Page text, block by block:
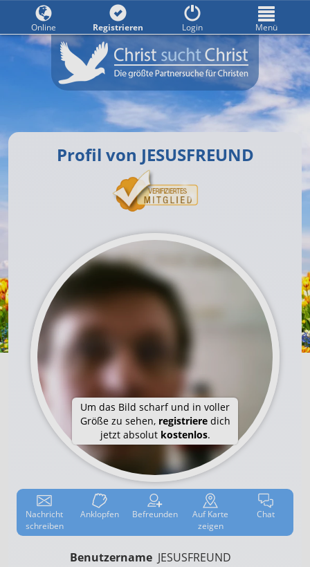
Profil von JESUSFREUND
Um das Bild scharf und in voller
Größe zu sehen, registrieredich
jetzt absolut kostenlos.
Nachricht
schreiben
Anklop­fen Befreun­den AufKarte
zeigen
Chat
Benutzername JESUSFREUND
Online Registrieren Login Menü